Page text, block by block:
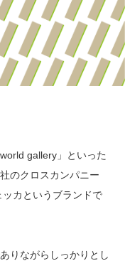
gallery」といった
のクロスカンパニー
カというブランドで
りながらしっかりとし